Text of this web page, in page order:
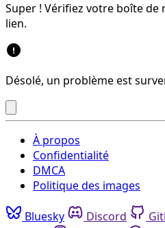
Super ! Vérifiez votre boîte
lien.
Désolé, un problème est
À propos
Confidentialité
DMCA
Politique des images
Bluesky Discord